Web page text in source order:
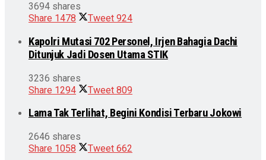
3694 shares
Share 1478 Tweet 924
Kapolri Mutasi 702 Personel, Irjen Bahagia Dachi
Ditunjuk Jadi Dosen Utama STIK
3236 shares
Share 1294 Tweet 809
Lama Tak Terlihat, Begini Kondisi Terbaru Jokowi
2646 shares
Share 1058 Tweet 662